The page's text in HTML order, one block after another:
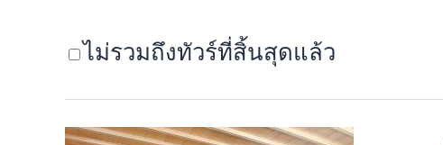
ไม่รวมถึงทัวร์ที่สิ้นสุดแล้ว